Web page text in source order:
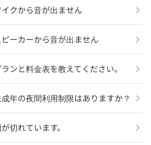
イクから音が出ません
ピーカーから音が出ません
ンと料金表を教えてください。
成年の夜間利用制限はありますか？
切れています。